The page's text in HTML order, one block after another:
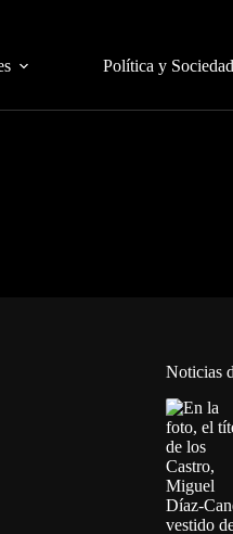
Política y Sociedad
Noticias